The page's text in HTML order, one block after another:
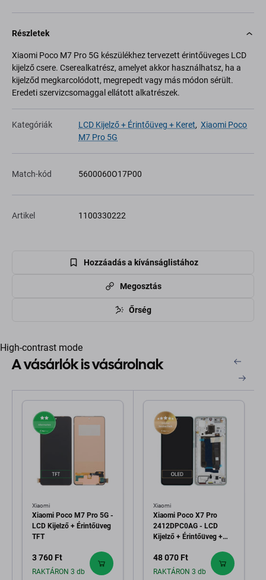
Részletek
Xiaomi Poco M7 Pro 5G készülékhez tervezett érintőüveges LCD
kijelző csere. Cserealkatrész, amelyet akkor használhatsz, ha a
kijelződ megkarcolódott, megrepedt vagy más módon sérült.
Eredeti szervizcsomaggal ellátott alkatrészek.
Kategóriák LCD Kijelző + Érintőüveg + Keret, Xiaomi Poco
M7 Pro 5G
Match-kód 5600060O17P00
Artikel 1100330222
Hozzáadás a kívánságlistához
Megosztás
Őrség
High-contrast mode
A vásárlók is vásárolnak
Xiaomi
Xiaomi Poco M7 Pro 5G -
LCD Kijelző + Érintőüveg
TFT
3 760 Ft
RAKTÁRON 3 db
Xiaomi
Xiaomi Poco X7 Pro
2412DPC0AG - LCD
Kijelző + Érintőüveg +
56000200O1000
Genuine Service Pack
48 070 Ft
RAKTÁRON 3 db